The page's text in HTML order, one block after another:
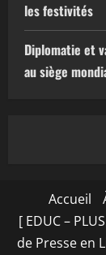
les festivités
Diplomatie et
au siège
Accueil
[ EDUC –
de Presse en